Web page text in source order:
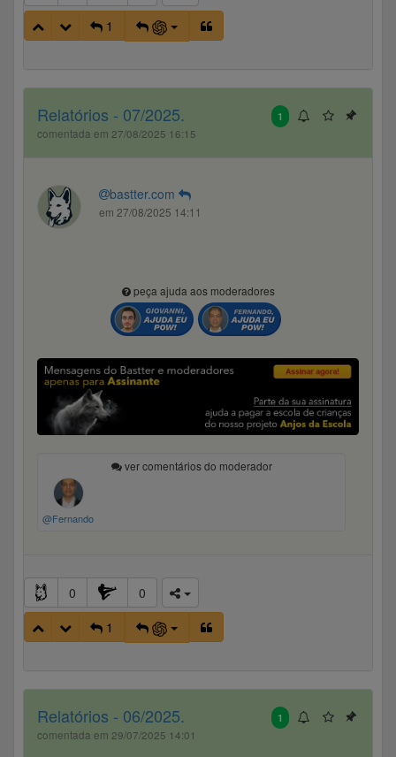
1
1
Relatórios - 07/2025.
comentada em 27/08/2025 16:15
bastter.com
em 27/08/2025 14:11
peça ajuda aos moderadores
ver comentários do moderador
@Fernando
0
0
1
1
Relatórios - 06/2025.
comentada em 29/07/2025 14:01